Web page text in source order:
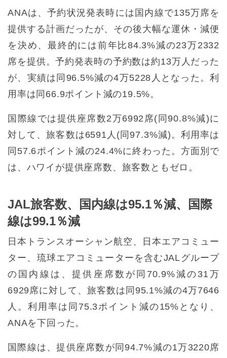
ANAは、予約状況発表時には国内線で135万席を
提供する計画だったが、その後大幅な運休・減便
を決め、最終的には前年比84.3%減の23万2332
席を提供。予約発表時の予約数は約13万人だった
が、実績は同96.5%減の4万5228人となった。利
用率は同66.9ポイント減の19.5%。
国際線では提供座席数2万6992席(同90.8%減)に
対して、旅客数は6591人(同97.3%減)。利用率は
同57.6ポイント減の24.4%に終わった。方面別で
は、ハワイが提供座席数、旅客数ともゼロ。
JAL旅客数、国内線は95.1％減、国際
線は99.1％減
日本トランスオーシャン航空、日本エアコミュー
ター、琉球エアコミューターを含むJALグループ
の国内線は、提供座席数が同70.9%減の31万
6929席に対して、旅客数は同95.1%減の4万7646
人。利用率は同75.3ポイント減の15%となり、
ANAを下回った。
国際線は、提供座席数が同94.7%減の1万3220席